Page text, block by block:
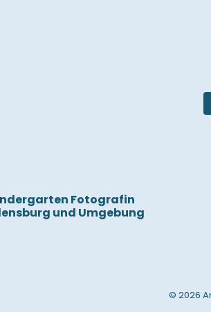
Fotografin
und Umgebung
© 2026